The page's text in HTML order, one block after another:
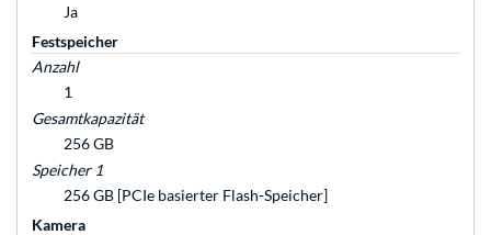
Ja
Festspeicher
Anzahl
1
Gesamtkapazität
256 GB
Speicher 1
256 GB [PCIe basierter Flash-Speicher]
Kamera